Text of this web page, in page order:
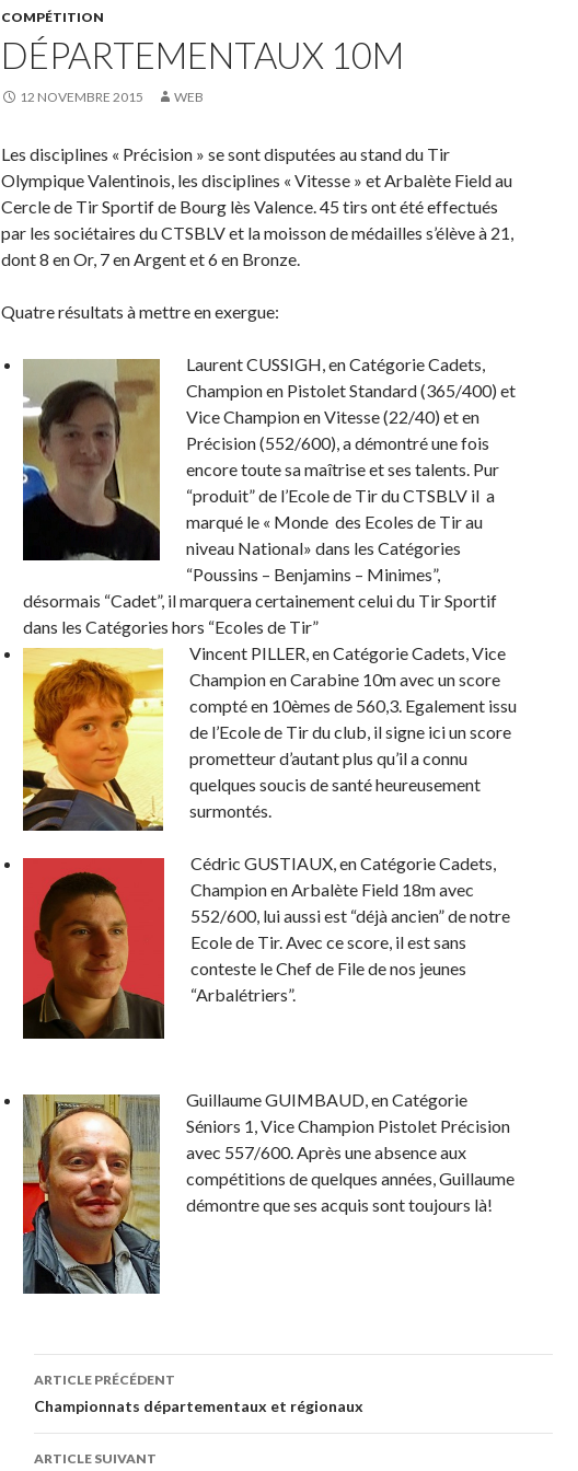
COMPÉTITION
DÉPARTEMENTAUX 10M
12 NOVEMBRE 2015 WEB
Les disciplines « Précision » se sont disputées au stand du Tir
Olympique Valentinois, les disciplines « Vitesse » et Arbalète Field au
Cercle de Tir Sportif de Bourg lès Valence. 45 tirs ont été effectués
par les sociétaires du CTSBLV et la moisson de médailles s’élève à 21,
dont 8 en Or, 7 en Argent et 6 en Bronze.
Quatre résultats à mettre en exergue:
Laurent CUSSIGH, en Catégorie Cadets,
Champion en Pistolet Standard (365/400) et
Vice Champion en Vitesse (22/40) et en
Précision (552/600), a démontré une fois
encore toute sa maîtrise et ses talents. Pur
“produit” de l’Ecole de Tir du CTSBLV il a
marqué le « Monde des Ecoles de Tir au
niveau National» dans les Catégories
“Poussins – Benjamins – Minimes”,
désormais “Cadet”, il marquera certainement celui du Tir Sportif
dans les Catégories hors “Ecoles de Tir”
Vincent PILLER, en Catégorie Cadets, Vice
Champion en Carabine 10m avec un score
compté en 10èmes de 560,3. Egalement issu
de l’Ecole de Tir du club, il signe ici un score
prometteur d’autant plus qu’il a connu
quelques soucis de santé heureusement
surmontés.
Cédric GUSTIAUX, en Catégorie Cadets,
Champion en Arbalète Field 18m avec
552/600, lui aussi est “déjà ancien” de notre
Ecole de Tir. Avec ce score, il est sans
conteste le Chef de File de nos jeunes
“Arbalétriers”.
Guillaume GUIMBAUD, en Catégorie
Séniors 1, Vice Champion Pistolet Précision
avec 557/600. Après une absence aux
compétitions de quelques années, Guillaume
démontre que ses acquis sont toujours là!
Navigation
des
articles
ARTICLE PRÉCÉDENT
Championnats départementaux et régionaux
ARTICLE SUIVANT